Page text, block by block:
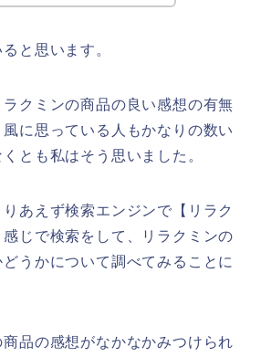
と思います。
クミンの商品の良い感想の有無
に思っている人もかなりの数い
とも私はそう思いました。
あえず検索エンジンで【リラク
じで検索をして、リラクミンの
うかについて調べてみることに
品の感想がなかなかみつけられ